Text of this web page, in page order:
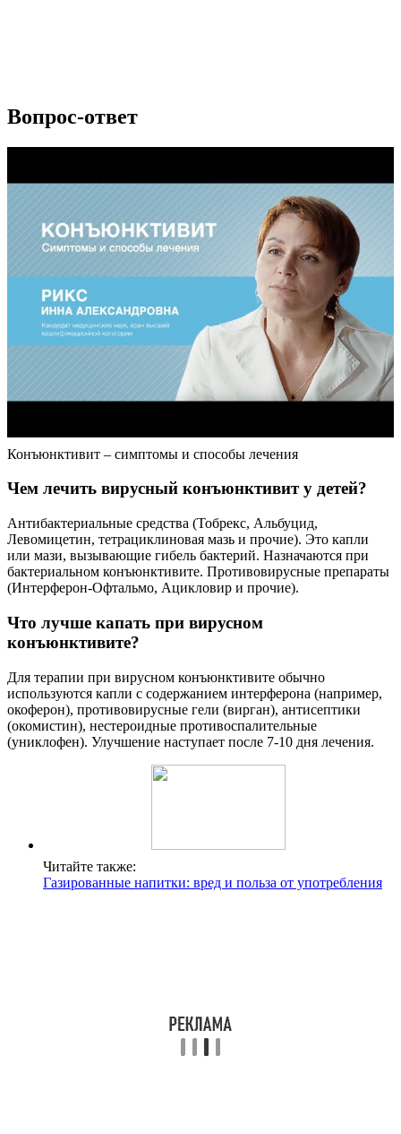
Вопрос-ответ
Конъюнктивит – симптомы и способы лечения
Чем лечить вирусный конъюнктивит у детей?
Антибактериальные средства (Тобрекс, Альбуцид,
Левомицетин, тетрациклиновая мазь и прочие). Это капли
или мази, вызывающие гибель бактерий. Назначаются при
бактериальном конъюнктивите. Противовирусные препараты
(Интерферон-Офтальмо, Ацикловир и прочие).
Что лучше капать при вирусном
конъюнктивите?
Для терапии при вирусном конъюнктивите обычно
используются капли с содержанием интерферона (например,
окоферон), противовирусные гели (вирган), антисептики
(окомистин), нестероидные противоспалительные
(униклофен). Улучшение наступает после 7-10 дня лечения.
Читайте также:
Газированные напитки: вред и польза от употребления